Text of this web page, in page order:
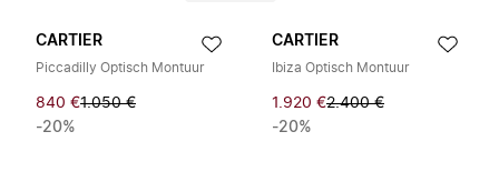
CARTIER
Piccadilly Optisch Montuur
840 €1.050 €
-20%
CARTIER
Ibiza Optisch Montuur
1.920 €2.400 €
-20%